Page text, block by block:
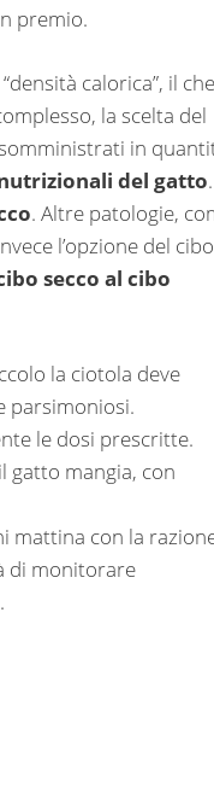
premio.
calorica”, il che
la scelta del
in
del gatto.
. Altre patologie,
l’opzione del cibo
secco al cibo
la ciotola deve
parsimoniosi.
le dosi prescritte.
gatto mangia, con
mattina con la
di monitorare
.